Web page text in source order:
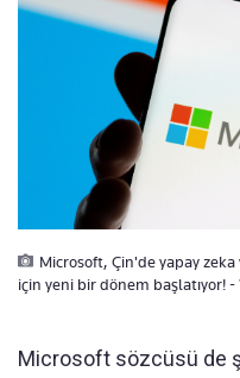
Microsoft, Çin'de yapay
için yeni bir dönem başlatıyor! -
Microsoft sözcüsü de